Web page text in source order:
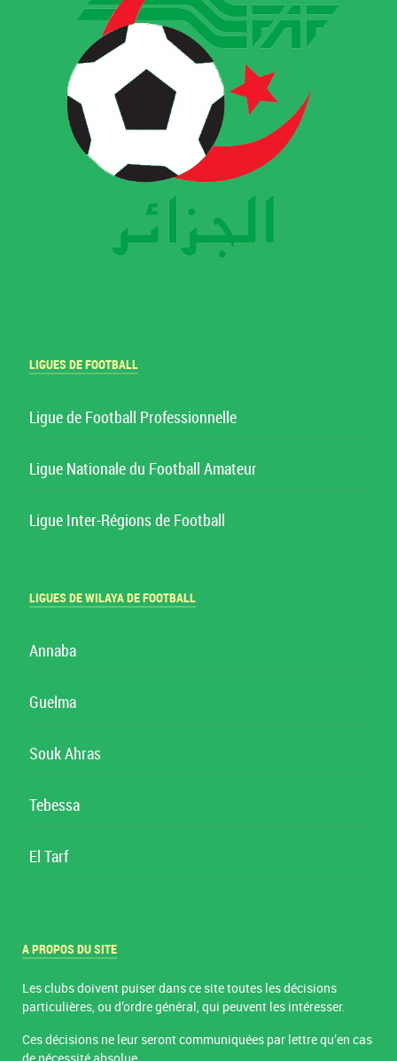
LIGUES DE FOOTBALL
Ligue de Football Professionnelle
Ligue Nationale du Football Amateur
Ligue Inter-Régions de Football
LIGUES DE WILAYA DE FOOTBALL
Annaba
Guelma
Souk Ahras
Tebessa
El Tarf
A PROPOS DU SITE
Les clubs doivent puiser dans ce site toutes les décisions
particulières, ou d’ordre général, qui peuvent les intéresser.
Ces décisions ne leur seront communiquées par lettre qu’en cas